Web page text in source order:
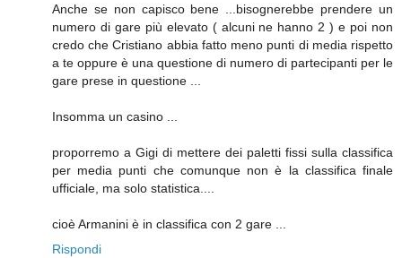
Anche se non capisco bene ...bisognerebbe prendere un
numero di gare più elevato ( alcuni ne hanno 2 ) e poi non
credo che Cristiano abbia fatto meno punti di media rispetto
a te oppure è una questione di numero di partecipanti per le
gare prese in questione ...
Insomma un casino ...
proporremo a Gigi di mettere dei paletti fissi sulla classifica
per media punti che comunque non è la classifica finale
ufficiale, ma solo statistica....
cioè Armanini è in classifica con 2 gare ...
Rispondi